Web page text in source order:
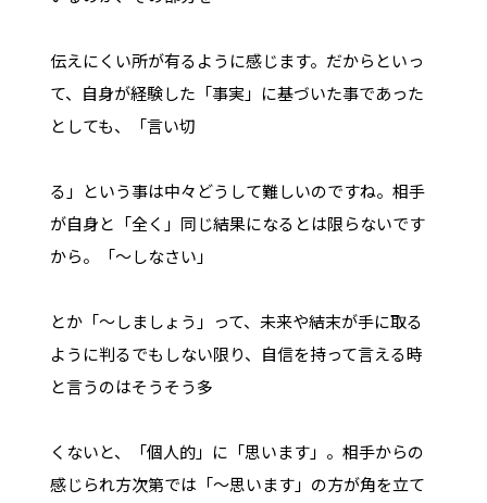
伝えにくい所が有るように感じます。だからといっ
て、自身が経験した「事実」に基づいた事であった
としても、「言い切
る」という事は中々どうして難しいのですね。相手
が自身と「全く」同じ結果になるとは限らないです
から。「～しなさい」
とか「～しましょう」って、未来や結末が手に取る
ように判るでもしない限り、自信を持って言える時
と言うのはそうそう多
くないと、「個人的」に「思います」。相手からの
感じられ方次第では「～思います」の方が角を立て